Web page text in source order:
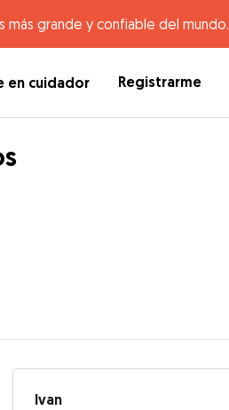
grande y confiable del mundo.
en cuidador Registrarme
Ivan